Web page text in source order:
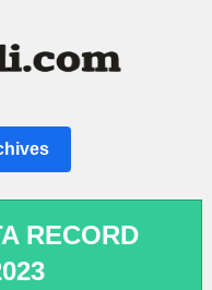
RECORD